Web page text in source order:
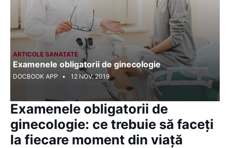
ARTICOLE SANATATE
Examenele obligatorii de ginecologie
DOCBOOK APP 12 NOV. 2019
Examenele obligatorii de
ginecologie: ce trebuie să faceți
la fiecare moment din viață